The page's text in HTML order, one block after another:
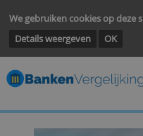
We gebruiken cookies op
Details weergeven